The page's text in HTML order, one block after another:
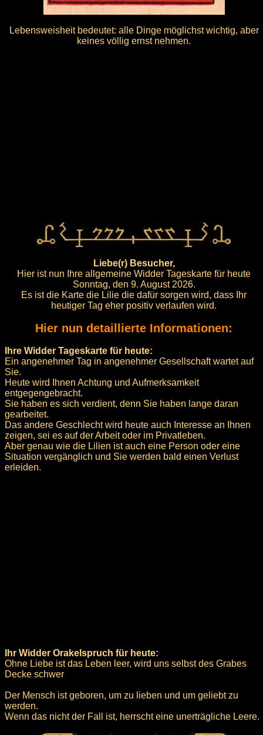
Lebensweisheit bedeutet: alle Dinge möglichst wichtig, aber
keines völlig ernst nehmen.
Liebe(r) Besucher,
Hier ist nun Ihre allgemeine Widder Tageskarte für heute
Sonntag, den 9. August 2026.
Es ist die Karte die Lilie die dafür sorgen wird, dass Ihr
heutiger Tag eher positiv verlaufen wird.
Hier nun detaillierte Informationen:
Ihre Widder Tageskarte für heute:
Ein angenehmer Tag in angenehmer Gesellschaft wartet auf
Sie.
Heute wird Ihnen Achtung und Aufmerksamkeit
entgegengebracht.
Sie haben es sich verdient, denn Sie haben lange daran
gearbeitet.
Das andere Geschlecht wird heute auch Interesse an Ihnen
zeigen, sei es auf der Arbeit oder im Privatleben.
Aber genau wie die Lilien ist auch eine Person oder eine
Situation vergänglich und Sie werden bald einen Verlust
erleiden.
Ihr Widder Orakelspruch für heute:
Ohne Liebe ist das Leben leer, wird uns selbst des Grabes
Decke schwer
Der Mensch ist geboren, um zu lieben und um geliebt zu
werden.
Wenn das nicht der Fall ist, herrscht eine unerträgliche Leere.